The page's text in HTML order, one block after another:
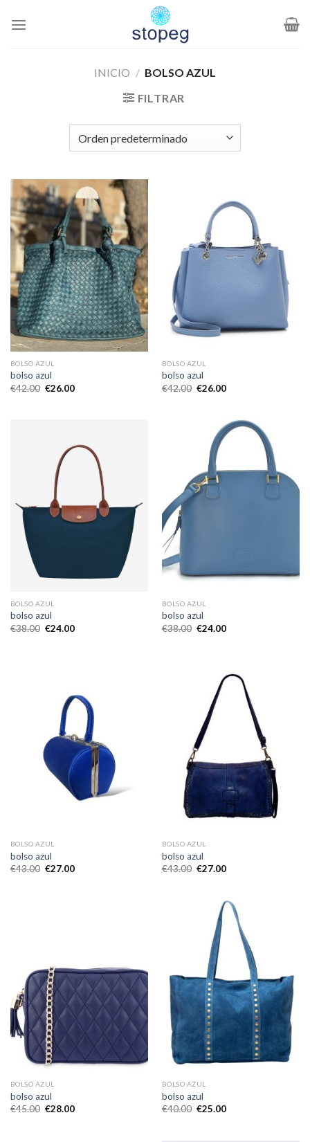
INICIO / BOLSO AZUL
FILTRAR
BOLSO AZUL
bolso azul
€42.00 €26.00
BOLSO AZUL
bolso azul
€42.00 €26.00
BOLSO AZUL
bolso azul
€38.00 €24.00
BOLSO AZUL
bolso azul
€38.00 €24.00
BOLSO AZUL
bolso azul
€43.00 €27.00
BOLSO AZUL
bolso azul
€43.00 €27.00
BOLSO AZUL
bolso azul
€45.00 €28.00
BOLSO AZUL
bolso azul
€40.00 €25.00